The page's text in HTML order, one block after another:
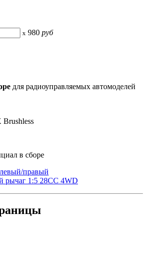
x 980 руб
для радиоуправляемых автомоделей
в сборе
правый
рычаг 1:5 28CC 4WD